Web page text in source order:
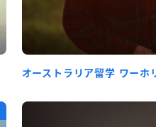
オーストラリア留学 ワー